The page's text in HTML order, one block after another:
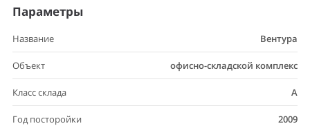
Параметры
Название Вентура
Объект офисно-складской комплекс
Класс склада A
Год посторойки 2009